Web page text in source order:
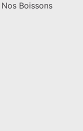
Nos Boissons